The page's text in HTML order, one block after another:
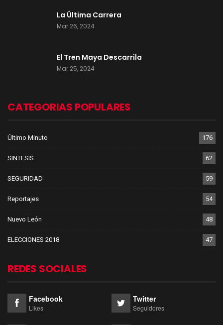
La Última Carrera
Mar 26, 2024
El Tren Maya Descarrila
Mar 25, 2024
CATEGORIAS POPULARES
Último Minuto 176
SINTESIS 62
SEGURIDAD 59
Reportajes 54
Nuevo León 48
ELECCIONES 2018 47
REDES SOCIALES
Facebook
Likes
Twitter
Seguidores